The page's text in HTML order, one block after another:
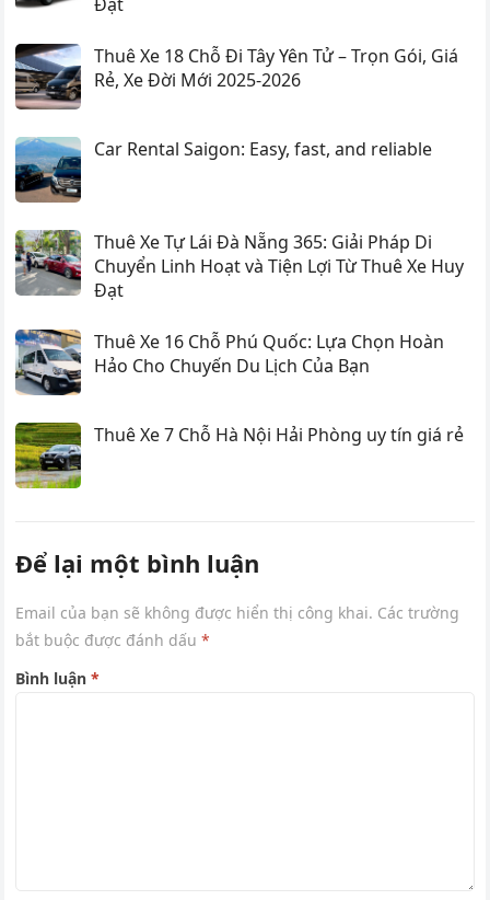
Thuê Xe 18 Chỗ Đi Tây Yên Tử – Trọn Gói, Giá
Rẻ, Xe Đời Mới 2025-2026
Car Rental Saigon: Easy, fast, and reliable
Thuê Xe Tự Lái Đà Nẵng 365: Giải Pháp Di
Chuyển Linh Hoạt và Tiện Lợi Từ Thuê Xe Huy
Đạt
Thuê Xe 16 Chỗ Phú Quốc: Lựa Chọn Hoàn
Hảo Cho Chuyến Du Lịch Của Bạn
Thuê Xe 7 Chỗ Hà Nội Hải Phòng uy tín giá rẻ
Để lại một bình luận
Email của bạn sẽ không được hiển thị công khai. Các trường
bắt buộc được đánh dấu*
Bình luận*